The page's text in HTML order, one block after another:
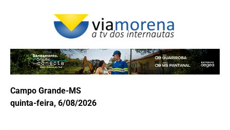
Campo Grande-MS
quinta-feira, 6/08/2026